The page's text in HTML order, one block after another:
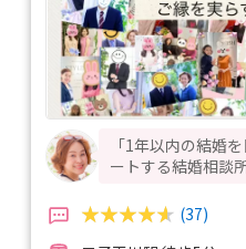
「1年以内の結婚
ートする結婚相談
(37)